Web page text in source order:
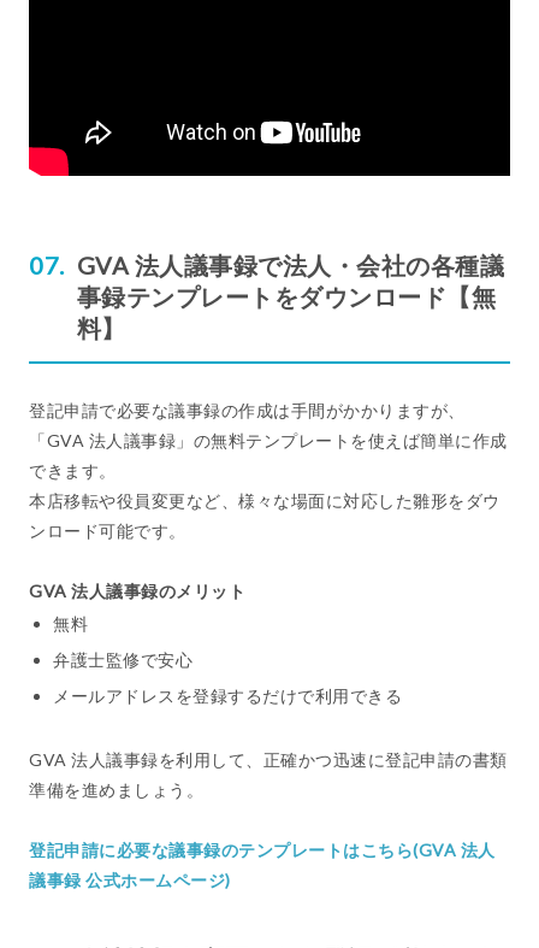
GVA 法人議事録で法人・会社の各種議
事録テンプレートをダウンロード【無
料】
登記申請で必要な議事録の作成は手間がかかりますが、
「GVA 法人議事録」の無料テンプレートを使えば簡単に作成
できます。
本店移転や役員変更など、様々な場面に対応した雛形をダウ
ンロード可能です。
GVA 法人議事録のメリット
無料
弁護士監修で安心
メールアドレスを登録するだけで利用できる
GVA 法人議事録を利用して、正確かつ迅速に登記申請の書類
準備を進めましょう。
登記申請に必要な議事録のテンプレートはこちら(GVA 法人
議事録 公式ホームページ)